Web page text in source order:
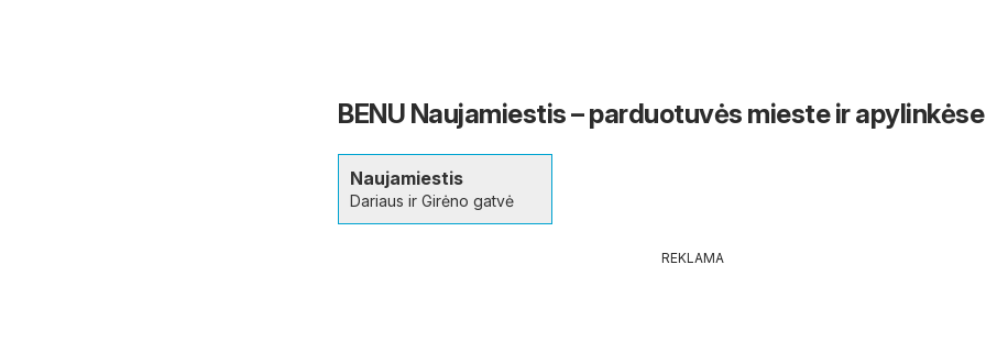
BENU Naujamiestis – parduotuvės mieste ir apylinkėse
Naujamiestis
Dariaus ir Girėno gatvė
REKLAMA